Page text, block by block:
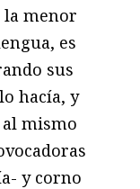
la menor
es
sus
hacía, y
mismo
y corno